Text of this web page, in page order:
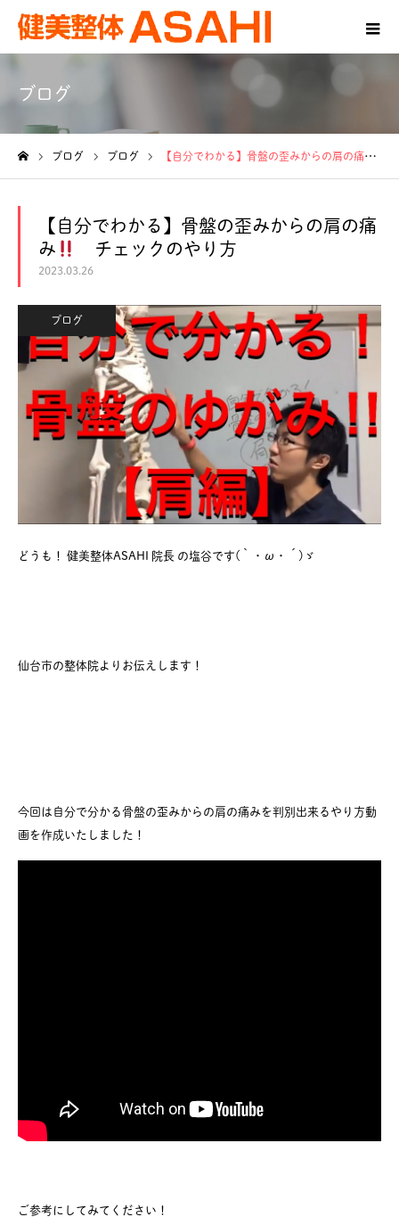
ブログ
ブログ ブログ 【自分でわかる】骨盤の歪みからの肩の痛み
【自分でわかる】骨盤の歪みからの肩の痛
み
チェックのやり方
2023.03.26
ブログ
どうも！ 健美整体ASAHI 院長 の塩谷です(｀・ω・´)ゞ
仙台市の整体院よりお伝えします！
今回は自分で分かる骨盤の歪みからの肩の痛みを判別出来るやり方動
画を作成いたしました！
ご参考にしてみてください！